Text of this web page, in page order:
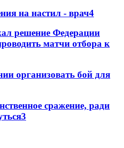
на настил - врач4
решение Федерации
матчи отбора к
организовать бой для
сражение, ради
3